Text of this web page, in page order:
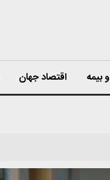
بیمه اقتصاد جهان